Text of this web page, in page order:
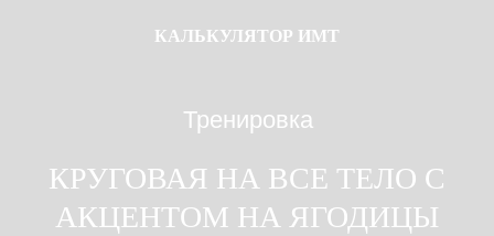
КАЛЬКУЛЯТОР ИМТ
АКЦЕНТОМ НА ЯГОДИЦЫ
Тренировка